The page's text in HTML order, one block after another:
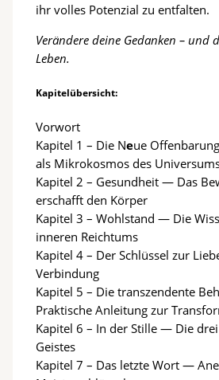
ihr volles Potenzial zu entfalten.
Verändere deine Gedanken – und
Leben.
Kapitelübersicht:
Vorwort
Kapitel 1 – Die Neue
als Mikrokosmos des
Kapitel 2 – Gesundheit — Das
erschafft den Körper
Kapitel 3 – Wohlstand — Die
inneren Reichtums
Kapitel 4 – Der Schlüssel zur
Verbindung
Kapitel 5 – Die transzendente
Praktische Anleitung zur
Kapitel 6 – In der Stille — Die
Geistes
Kapitel 7 – Das letzte Wort —